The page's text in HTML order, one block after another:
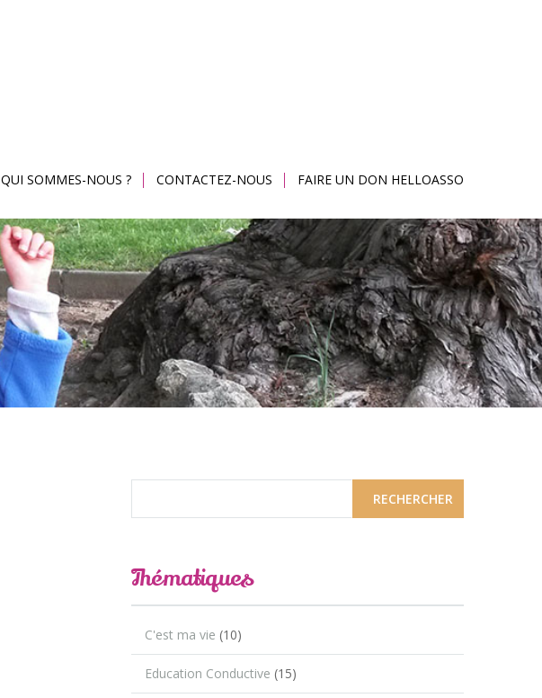
QUI SOMMES-NOUS ? CONTACTEZ-NOUS FAIRE UN DON HELLOASSO
Thématiques
C'est ma vie (10)
Education Conductive (15)